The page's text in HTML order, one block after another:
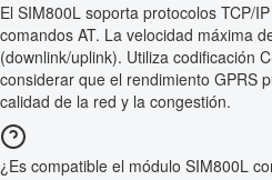
El SIM800L soporta protocolos TCP/
comandos AT. La velocidad máxima
(downlink/uplink). Utiliza codificación
considerar que el rendimiento GPRS
calidad de la red y la congestión.
¿Es compatible el módulo SIM800L